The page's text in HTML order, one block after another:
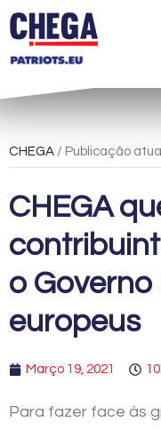
CHEGA / Publicação atual
CHEGA
o
europeus
Março 19, 2021
Para fazer face às